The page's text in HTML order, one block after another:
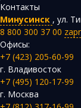
Контакты
Минусинск , ул.
8 800 300 37 00
Офисы:
+7 (423) 205-60-99
г. Владивосток
+7 (495) 120-17-99
г. Москва